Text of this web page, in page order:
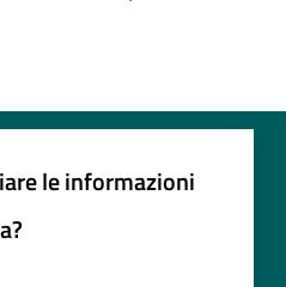
le informazioni